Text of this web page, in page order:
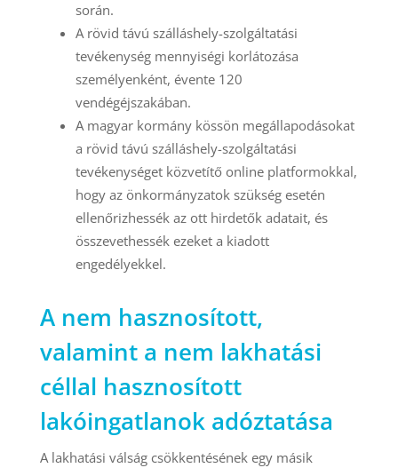
során.
A rövid távú szálláshely-szolgáltatási
tevékenység mennyiségi korlátozása
személyenként, évente 120
vendégéjszakában.
A magyar kormány kössön megállapodásokat
a rövid távú szálláshely-szolgáltatási
tevékenységet közvetítő online platformokkal,
hogy az önkormányzatok szükség esetén
ellenőrizhessék az ott hirdetők adatait, és
összevethessék ezeket a kiadott
engedélyekkel.
A nem hasznosított,
valamint a nem lakhatási
céllal hasznosított
lakóingatlanok adóztatása
A lakhatási válság csökkentésének egy másik